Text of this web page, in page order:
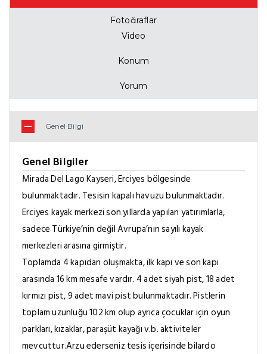
Fiyat Listesi
Fotoğraflar
Video
Konum
Yorum
Genel Bilgi
Genel Bilgiler
Mirada Del Lago Kayseri, Erciyes bölgesinde
bulunmaktadır. Tesisin kapalı havuzu bulunmaktadır.
Erciyes kayak merkezi son yıllarda yapılan yatırımlarla,
sadece Türkiye’nin değil Avrupa’nın sayılı kayak
merkezleri arasına girmiştir.
Toplamda 4 kapıdan oluşmakta, ilk kapı ve son kapı
arasında 16 km mesafe vardır. 4 adet siyah pist, 18 adet
kırmızı pist, 9 adet mavi pist bulunmaktadır. Pistlerin
toplam uzunluğu 102 km olup ayrıca çocuklar için oyun
parkları, kızaklar, paraşüt kayağı v.b. aktiviteler
mevcuttur.Arzu ederseniz tesis içerisinde bilardo